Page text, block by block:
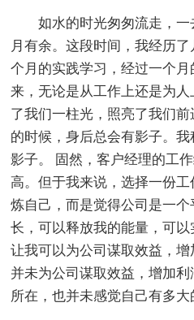
如水的时光匆匆流走，一
月有余。这段时间，我经历
个月的实践学习，经过一个
来，无论是从工作上还是为
了我们一柱光，照亮了我们
的时候，身后总会有影子。
影子。 固然，客户经理的工
高。但于我来说，选择一份
炼自己，而是觉得公司是一
长，可以释放我的能量，可
让我可以为公司谋取效益，
并未为公司谋取效益，增加
所在，也并未感觉自己有多大